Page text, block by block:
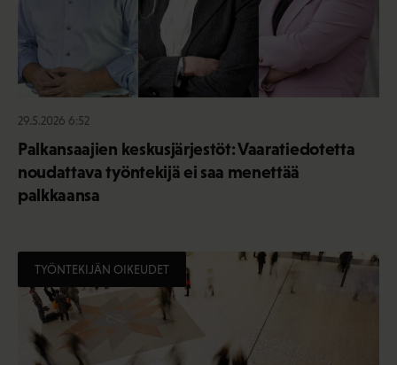
29.5.2026 6:52
Palkansaajien keskusjärjestöt: Vaaratiedotetta
noudattava työntekijä ei saa menettää
palkkaansa
TYÖNTEKIJÄN OIKEUDET